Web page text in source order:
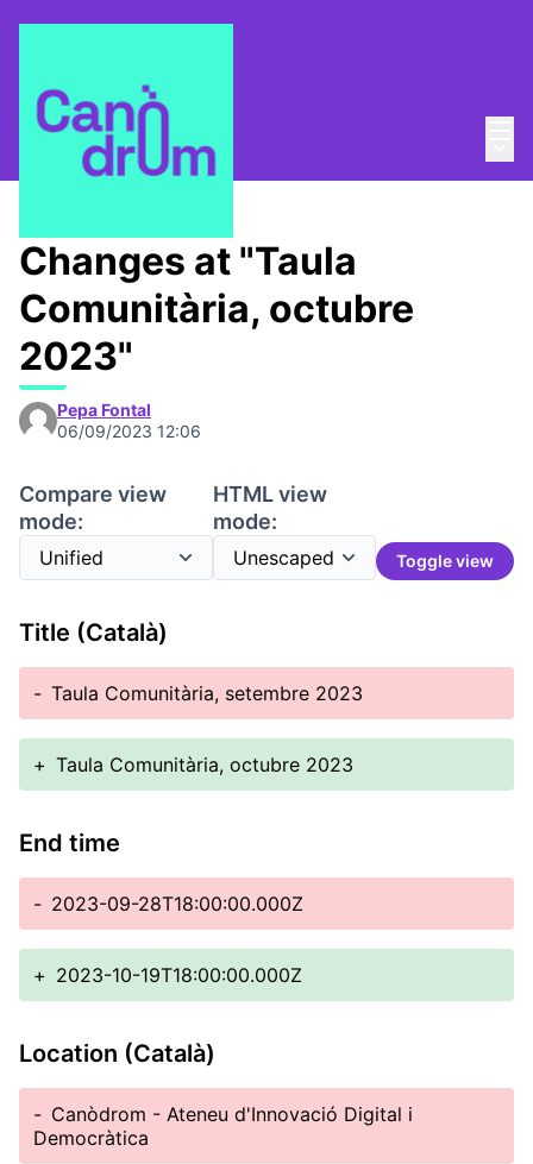
Taula Comunitària / 📅 Trobades
Changes at "Taula
Comunitària, octubre
2023"
Pepa Fontal
06/09/2023 12:06
Compare view
mode:
HTML view
mode:
Toggle view
Title (Català)
- Taula Comunitària, setembre 2023
+ Taula Comunitària, octubre 2023
End time
- 2023-09-28T18:00:00.000Z
+ 2023-10-19T18:00:00.000Z
Location (Català)
- Canòdrom - Ateneu d'Innovació Digital i
Democràtica